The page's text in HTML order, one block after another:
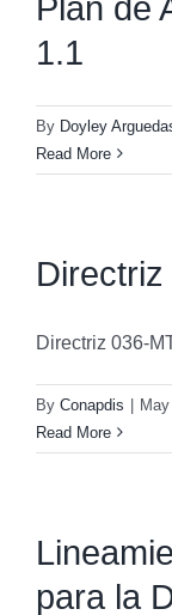
Plan de
1.1
By Doyley
Read More
Directriz 036-
By Conapdis
Read More
para la